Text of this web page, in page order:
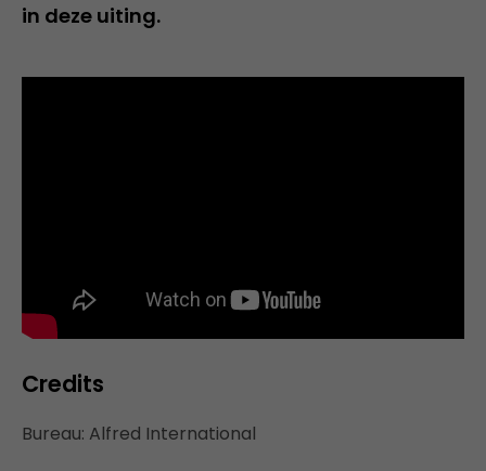
in deze uiting.
Credits
Bureau: Alfred International